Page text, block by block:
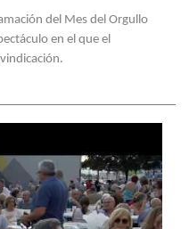
del Mes del Orgullo
en el que el